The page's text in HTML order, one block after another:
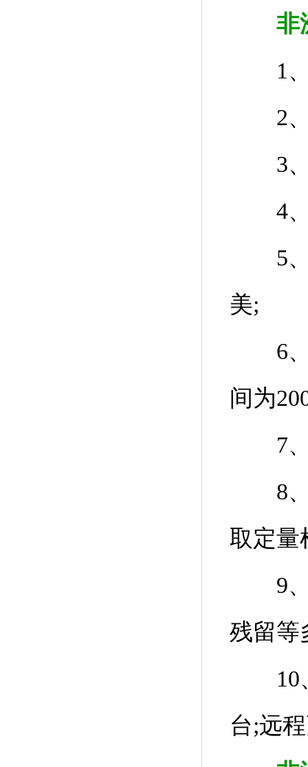
非
1、
2、
3、
4、
5、
美;
6、
间为
7、
8、
取定量
9、
残留等
10、
台;远